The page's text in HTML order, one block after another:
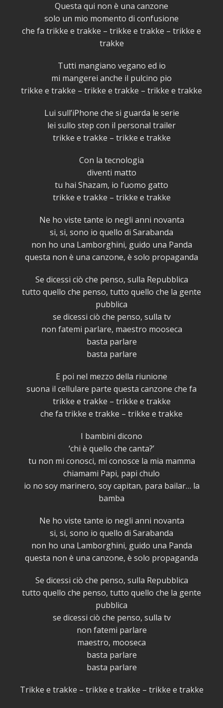
Questa qui non è una canzone
solo un mio momento di confusione
che fa trikke e trakke – trikke e trakke – trikke e
trakke
Tutti mangiano vegano ed io
mi mangerei anche il pulcino pio
trikke e trakke – trikke e trakke – trikke e trakke
Lui sull’iPhone che si guarda le serie
lei sullo step con il personal trailer
trikke e trakke – trikke e trakke
Con la tecnologia
diventi matto
tu hai Shazam, io l’uomo gatto
trikke e trakke – trikke e trakke
Ne ho viste tante io negli anni novanta
si, si, sono io quello di Sarabanda
non ho una Lamborghini, guido una Panda
questa non è una canzone, è solo propaganda
Se dicessi ciò che penso, sulla Repubblica
tutto quello che penso, tutto quello che la gente
pubblica
se dicessi ciò che penso, sulla tv
non fatemi parlare, maestro mooseca
basta parlare
basta parlare
E poi nel mezzo della riunione
suona il cellulare parte questa canzone che fa
trikke e trakke – trikke e trakke
che fa trikke e trakke – trikke e trakke
I bambini dicono
‘chi è quello che canta?’
tu non mi conosci, mi conosce la mia mamma
chiamami Papi, papi chulo
io no soy marinero, soy capitan, para bailar… la
bamba
Ne ho viste tante io negli anni novanta
si, si, sono io quello di Sarabanda
non ho una Lamborghini, guido una Panda
questa non è una canzone, è solo propaganda
Se dicessi ciò che penso, sulla Repubblica
tutto quello che penso, tutto quello che la gente
pubblica
se dicessi ciò che penso, sulla tv
non fatemi parlare
maestro, mooseca
basta parlare
basta parlare
Trikke e trakke – trikke e trakke – trikke e trakke